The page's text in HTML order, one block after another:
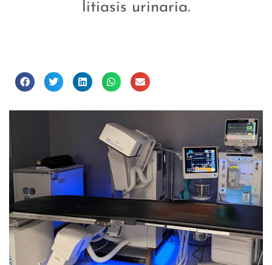
litiasis urinaria.